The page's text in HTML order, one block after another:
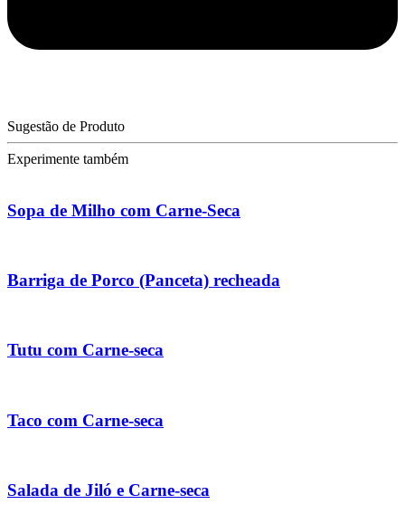
Sugestão de Produto
Experimente também
Sopa de Milho com Carne-Seca
Barriga de Porco (Panceta) recheada
Tutu com Carne-seca
Taco com Carne-seca
Salada de Jiló e Carne-seca